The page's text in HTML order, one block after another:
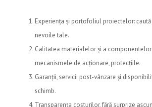
Experiența și portofoliul proiectelor:
nevoile tale.
Calitatea materialelor și a
mecanismele de acționare, protecțiile.
Garanții, servicii post-vânzare și
schimb.
Transparența costurilor, fără surprize